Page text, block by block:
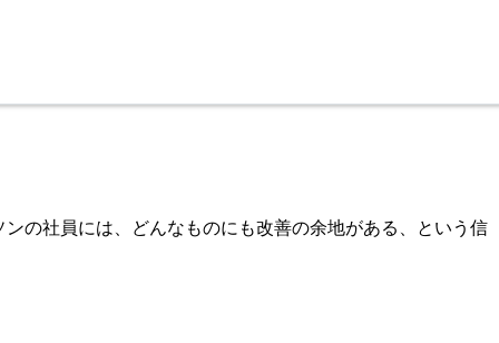
の社員には、どんなものにも改善の余地がある、という信